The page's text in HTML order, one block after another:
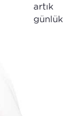
artık
günlük